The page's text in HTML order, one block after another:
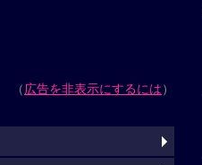
（広告を非表示にするには）